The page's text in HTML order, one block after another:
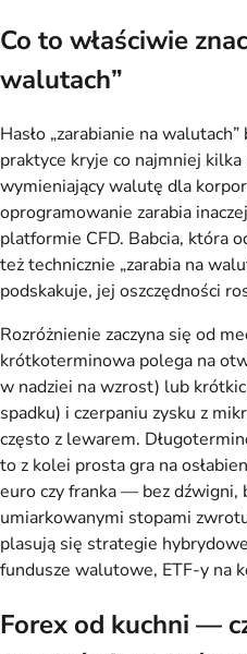
Co to właściwie
walutach”
Hasło „zarabianie na
praktyce kryje co najmniej
wymieniający walutę dla
oprogramowanie zarabia
platformie CFD. Babcia, która
też technicznie „zarabia na
podskakuje, jej oszczędności
Rozróżnienie zaczyna się od
krótkoterminowa polega na
w nadziei na wzrost) lub
spadku) i czerpaniu zysku z
często z lewarem.
to z kolei prosta gra na
euro czy franka — bez dźwigni,
umiarkowanymi stopami
plasują się strategie
fundusze walutowe, ETF-y na
Forex od kuchni —